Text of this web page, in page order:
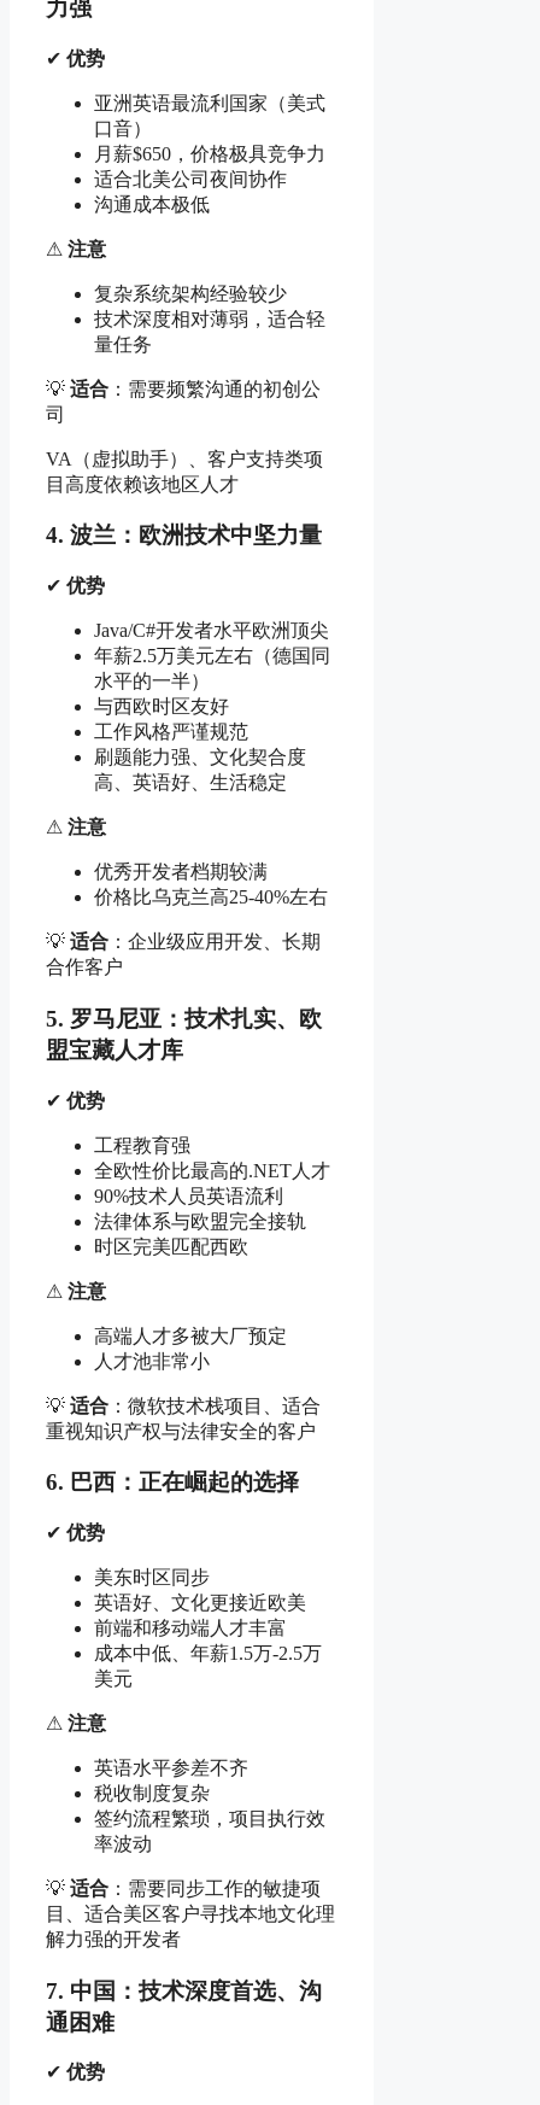
力强
✔ 优势
亚洲英语最流利国家（美式
口音）
月薪$650，价格极具竞争力
适合北美公司夜间协作
沟通成本极低
⚠ 注意
复杂系统架构经验较少
技术深度相对薄弱，适合轻
量任务
💡 适合 ：需要频繁沟通的初创公
司
VA（虚拟助手）、客户支持类项
目高度依赖该地区人才
4. 波兰：欧洲技术中坚力量
✔ 优势
Java/C#开发者水平欧洲顶尖
年薪2.5万美元左右（德国同
水平的一半）
与西欧时区友好
工作风格严谨规范
刷题能力强、文化契合度
高、英语好、生活稳定
⚠ 注意
优秀开发者档期较满
价格比乌克兰高25-40%左右
💡 适合 ：企业级应用开发、长期
合作客户
5. 罗马尼亚：技术扎实、欧
盟宝藏人才库
✔ 优势
工程教育强
全欧性价比最高的.NET人才
90%技术人员英语流利
法律体系与欧盟完全接轨
时区完美匹配西欧
⚠ 注意
高端人才多被大厂预定
人才池非常小
💡 适合 ：微软技术栈项目、适合
重视知识产权与法律安全的客户
6. 巴西：正在崛起的选择
✔ 优势
美东时区同步
英语好、文化更接近欧美
前端和移动端人才丰富
成本中低、年薪1.5万-2.5万
美元
⚠ 注意
英语水平参差不齐
税收制度复杂
签约流程繁琐，项目执行效
率波动
💡 适合 ：需要同步工作的敏捷项
目、适合美区客户寻找本地文化理
解力强的开发者
7. 中国：技术深度首选、沟
通困难
✔ 优势